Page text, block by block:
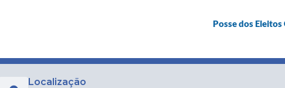
Posse dos
Localização